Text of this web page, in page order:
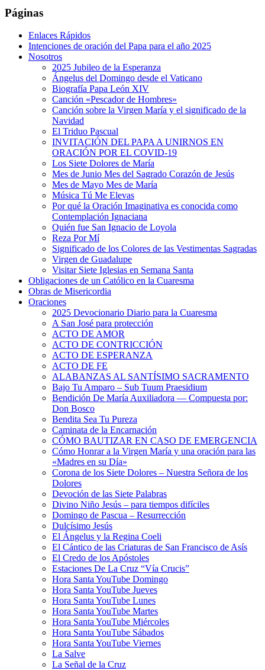
Páginas
Enlaces Rápidos
Intenciones de oración del Papa para el año 2025
Nosotros
2025 Jubileo de la Esperanza
Ángelus del Domingo desde el Vaticano
Biografía Papa León XIV
Canción «Pescador de Hombres»
Canción sobre la Virgen María y el significado de la
Navidad
El Triduo Pascual
INVITACIÓN DEL PAPA A UNIRNOS EN
ORACIÓN POR EL COVID-19
Los Siete Dolores de María
Mes de Junio Mes del Sagrado Corazón de Jesús
Mes de Mayo Mes de María
Música Tú Me Elevas
Por qué la Oración Imaginativa es conocida como
Contemplación Ignaciana
Quién fue San Ignacio de Loyola
Reza Por Mí
Significado de los Colores de las Vestimentas Sagradas
Virgen de Guadalupe
Visitar Siete Iglesias en Semana Santa
Obligaciones de un Católico en la Cuaresma
Obras de Misericordia
Oraciones
2025 Devocionario Diario para la Cuaresma
A San José para protección
ACTO DE AMOR
ACTO DE CONTRICCIÓN
ACTO DE ESPERANZA
ACTO DE FE
ALABANZAS AL SANTÍSIMO SACRAMENTO
Bajo Tu Amparo – Sub Tuum Praesidium
Bendición De María Auxiliadora — Compuesta por:
Don Bosco
Bendita Sea Tu Pureza
Caminata de la Encarnación
CÓMO BAUTIZAR EN CASO DE EMERGENCIA
Cómo Honrar a la Virgen María y una oración para las
«Madres en su Día»
Corona de los Siete Dolores – Nuestra Señora de los
Dolores
Devoción de las Siete Palabras
Divino Niño Jesús – para tiempos difíciles
Domingo de Pascua – Resurrección
Dulcísimo Jesús
El Ángelus y la Regina Coeli
El Cántico de las Criaturas de San Francisco de Asís
El Credo de los Apóstoles
Estaciones De La Cruz “Vía Crucis”
Hora Santa YouTube Domingo
Hora Santa YouTube Jueves
Hora Santa YouTube Lunes
Hora Santa YouTube Martes
Hora Santa YouTube Miércoles
Hora Santa YouTube Sábados
Hora Santa YouTube Viernes
La Salve
La Señal de la Cruz